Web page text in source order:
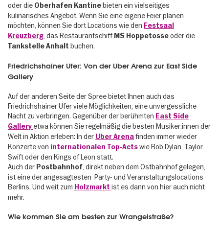
oder die Oberhafen Kantinebieten ein vielseitiges
kulinarisches Angebot. Wenn Sie eine eigene Feier planen
möchten, können Sie dort Locations wie den Festsaal
Kreuzberg , das Restaurantschiff MS Hoppetosseoder die
Tankstelle Anhalt buchen.
Friedrichshainer Ufer: Von der Uber Arena zur East Side
Gallery
Auf der anderen Seite der Spree bietet Ihnen auch das
Friedrichshainer Ufer viele Möglichkeiten, eine unvergessliche
Nacht zu verbringen. Gegenüber der berühmten East Side
Gallery etwa können Sie regelmäßig die besten Musiker:innen der
Welt in Aktion erleben: In der Uber Arenafinden immer wieder
Konzerte von internationalen Top-Actswie Bob Dylan, Taylor
Swift oder den Kings of Leon statt.
Auch der Postbahnhof, direkt neben dem Ostbahnhof gelegen,
ist eine der angesagtesten Party- und Veranstaltungslocations
Berlins. Und weit zum Holzmarkt ist es dann von hier auch nicht
mehr.
Wie kommen Sie am besten zur Wrangelstraße?